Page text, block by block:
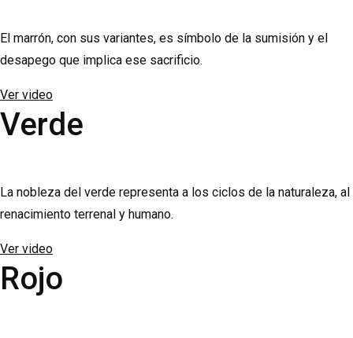
El marrón, con sus variantes, es símbolo de la sumisión y el
desapego que implica ese sacrificio.
Ver video
Verde
La nobleza del verde representa a los ciclos de la naturaleza, al
renacimiento terrenal y humano.
Ver video
Rojo